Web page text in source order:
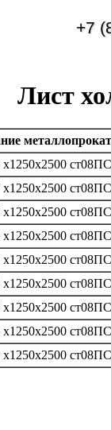
+7
Лист
ст08ПС
ст08ПС
ст08ПС
ст08ПС
ст08ПС
ст08ПС
ст08ПС
ст08ПС
ст08ПС